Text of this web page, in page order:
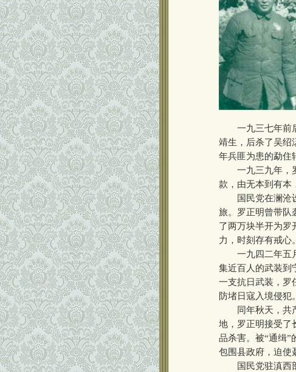
一九三七年前后
靖生，后杀了吴绍
年兵匪为患的勐住
一九三九年，罗
款，由无本到有本
国民党在澜沧设
旅。罗正明曾带队
了两万块半开为罗
力，时刻存有戒心。
一九四二年五月
集近百人的武装到
一支抗日武装，罗
防堵日寇入境侵犯。
同年秋天，共产
地，罗正明接受了
品杀害。被“通缉”
包围县政府，迫使
国民党驻滇西部